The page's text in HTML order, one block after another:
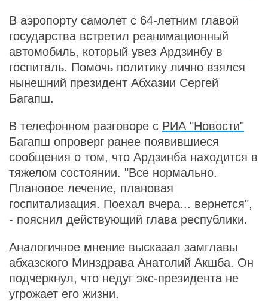
В аэропорту самолет с 64-летним главой
государства встретил реанимационный
автомобиль, который увез Ардзинбу в
госпиталь. Помочь политику лично взялся
нынешний президент Абхазии Сергей
Багапш.
В телефонном разговоре с РИА "Новости"
Багапш опроверг ранее появившиеся
сообщения о том, что Ардзинба находится в
тяжелом состоянии. "Все нормально.
Плановое лечение, плановая
госпитализация. Поехал вчера... вернется",
- пояснил действующий глава республики.
Аналогичное мнение высказал замглавы
абхазского Минздрава Анатолий Акшба. Он
подчеркнул, что недуг экс-президента не
угрожает его жизни.